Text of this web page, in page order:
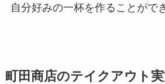
自分好みの一杯を作ることがで
町田商店のテイクアウト